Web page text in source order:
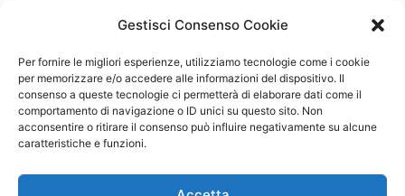
Gestisci Consenso Cookie
Per fornire le migliori esperienze, utilizziamo tecnologie come i cookie
per memorizzare e/o accedere alle informazioni del dispositivo. Il
consenso a queste tecnologie ci permetterà di elaborare dati come il
comportamento di navigazione o ID unici su questo sito. Non
acconsentire o ritirare il consenso può influire negativamente su alcune
caratteristiche e funzioni.